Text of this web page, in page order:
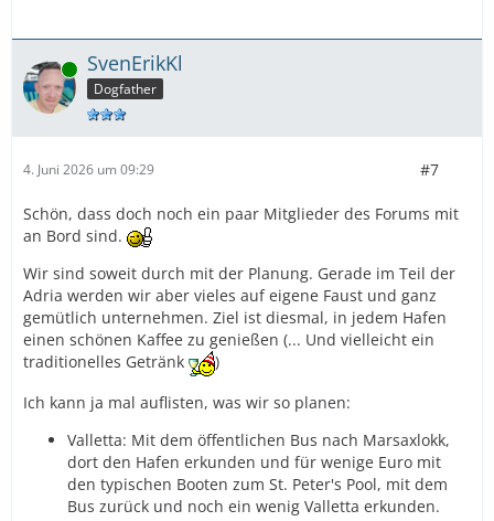
Online SvenErikKl
Dogfather
4. Juni 2026 um 09:29 #7
Schön, dass doch noch ein paar Mitglieder des Forums mit
an Bord sind.
Wir sind soweit durch mit der Planung. Gerade im Teil der
Adria werden wir aber vieles auf eigene Faust und ganz
gemütlich unternehmen. Ziel ist diesmal, in jedem Hafen
einen schönen Kaffee zu genießen (... Und vielleicht ein
traditionelles Getränk
)
Ich kann ja mal auflisten, was wir so planen:
Valletta: Mit dem öffentlichen Bus nach Marsaxlokk,
dort den Hafen erkunden und für wenige Euro mit
den typischen Booten zum St. Peter's Pool, mit dem
Bus zurück und noch ein wenig Valletta erkunden.